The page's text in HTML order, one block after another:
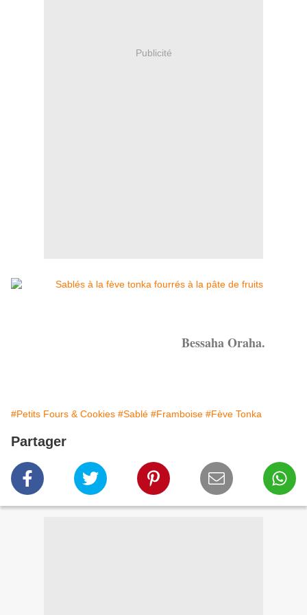
Publicité
Bessaha Oraha.
#Petits Fours & Cookies #Sablé #Framboise #Fève Tonka
Partager